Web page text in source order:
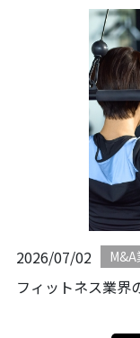
2026/07/02
フィットネス業界